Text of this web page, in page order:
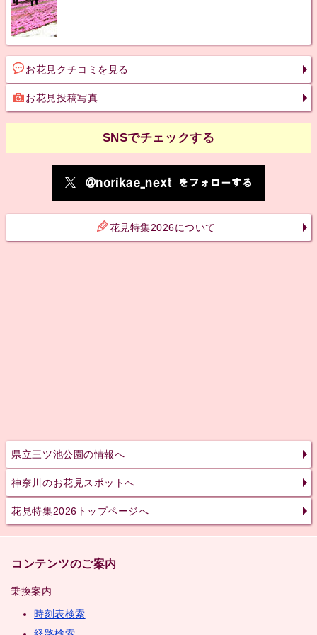
お花見クチコミを見る
お花見投稿写真
SNSでチェックする
花見特集2026について
県立三ツ池公園の情報へ
神奈川のお花見スポットへ
花見特集2026トップページへ
コンテンツのご案内
乗換案内
時刻表検索